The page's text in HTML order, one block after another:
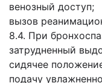
венозный доступ;
вызов
8.4. При
затрудненный
сидячее
подачу